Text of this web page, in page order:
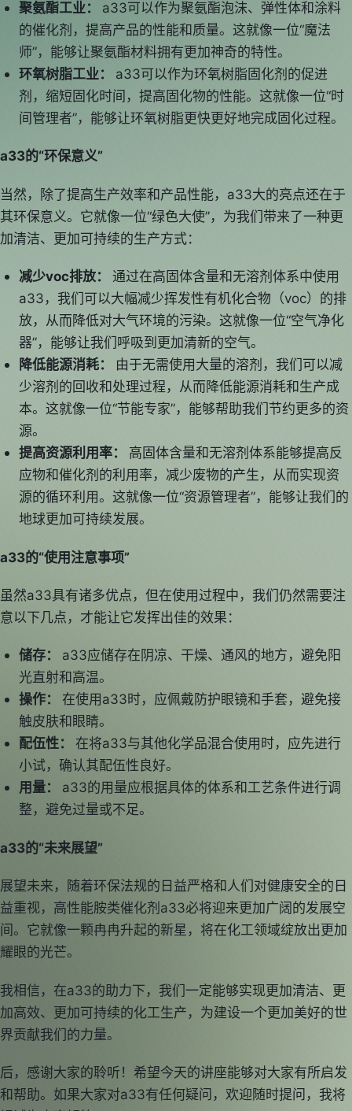
聚氨酯工业：
a33可以作为聚氨酯泡沫、弹性体和涂料
的催化剂，提高产品的性能和质量。这就像一位“魔法
师”，能够让聚氨酯材料拥有更加神奇的特性。
环氧树脂工业：
a33可以作为环氧树脂固化剂的促进
剂，缩短固化时间，提高固化物的性能。这就像一位“时
间管理者”，能够让环氧树脂更快更好地完成固化过程。
a33的“环保意义”
当然，除了提高生产效率和产品性能，a33大的亮点还在于
其环保意义。它就像一位“绿色大使”，为我们带来了一种更
加清洁、更加可持续的生产方式：
减少voc排放：
通过在高固体含量和无溶剂体系中使用
a33，我们可以大幅减少挥发性有机化合物（voc）的排
放，从而降低对大气环境的污染。这就像一位“空气净化
器”，能够让我们呼吸到更加清新的空气。
降低能源消耗：
由于无需使用大量的溶剂，我们可以减
少溶剂的回收和处理过程，从而降低能源消耗和生产成
本。这就像一位“节能专家”，能够帮助我们节约更多的资
源。
提高资源利用率：
高固体含量和无溶剂体系能够提高反
应物和催化剂的利用率，减少废物的产生，从而实现资
源的循环利用。这就像一位“资源管理者”，能够让我们的
地球更加可持续发展。
a33的“使用注意事项”
虽然a33具有诸多优点，但在使用过程中，我们仍然需要注
意以下几点，才能让它发挥出佳的效果：
储存：
a33应储存在阴凉、干燥、通风的地方，避免阳
光直射和高温。
操作：
在使用a33时，应佩戴防护眼镜和手套，避免接
触皮肤和眼睛。
配伍性：
在将a33与其他化学品混合使用时，应先进行
小试，确认其配伍性良好。
用量：
a33的用量应根据具体的体系和工艺条件进行调
整，避免过量或不足。
a33的“未来展望”
展望未来，随着环保法规的日益严格和人们对健康安全的日
益重视，高性能胺类催化剂a33必将迎来更加广阔的发展空
间。它就像一颗冉冉升起的新星，将在化工领域绽放出更加
耀眼的光芒。
我相信，在a33的助力下，我们一定能够实现更加清洁、更
加高效、更加可持续的化工生产，为建设一个更加美好的世
界贡献我们的力量。
后，感谢大家的聆听！希望今天的讲座能够对大家有所启发
和帮助。如果大家对a33有任何疑问，欢迎随时提问，我将